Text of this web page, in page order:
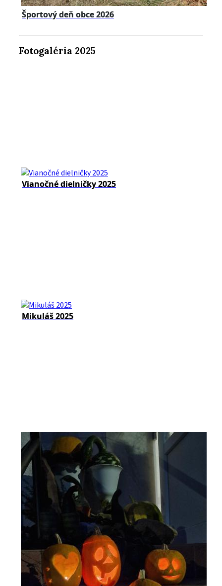
Športový deň obce 2026
Fotogaléria 2025
Vianočné dielničky 2025
Mikuláš 2025